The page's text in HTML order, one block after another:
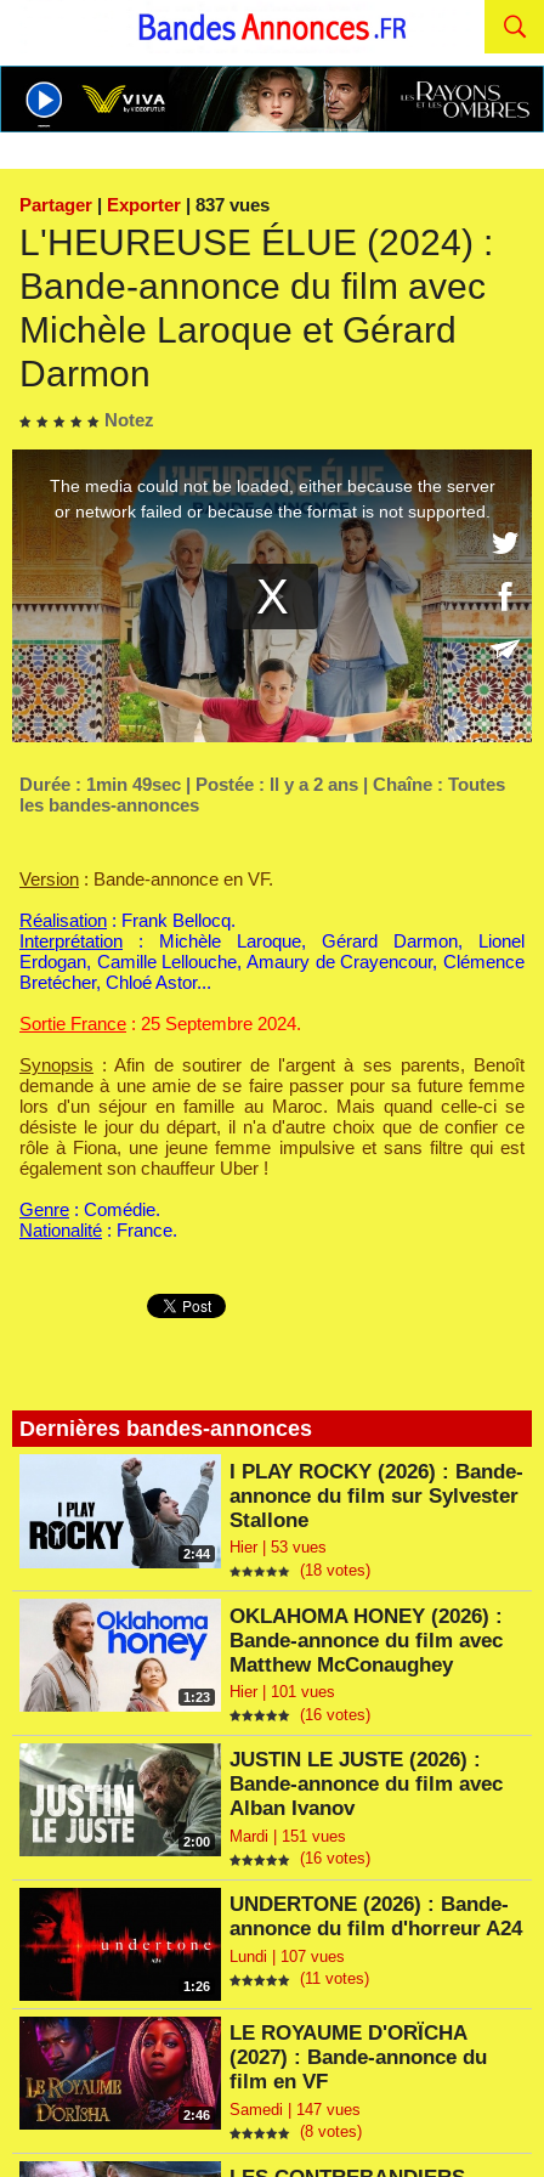
Partager | Exporter | 837 vues
L'HEUREUSE ÉLUE (2024) :
Bande-annonce du film avec
Michèle Laroque et Gérard
Darmon
Notez
Dernières bandes-annonces
2:44
I PLAY ROCKY (2026) : Bande-
annonce du film sur Sylvester
Stallone
Hier | 53 vues
(18 votes)
1:23
OKLAHOMA HONEY (2026) :
Bande-annonce du film avec
Matthew McConaughey
Hier | 101 vues
(16 votes)
2:00
JUSTIN LE JUSTE (2026) :
Bande-annonce du film avec
Alban Ivanov
Mardi | 151 vues
(16 votes)
1:26
UNDERTONE (2026) : Bande-
annonce du film d'horreur A24
Lundi | 107 vues
(11 votes)
2:46
LE ROYAUME D'ORÏCHA
(2027) : Bande-annonce du
film en VF
Samedi | 147 vues
(8 votes)
Durée : 1min 49sec | Postée : Il y a 2 ans | Chaîne : Toutes
les bandes-annonces
Version : Bande-annonce en VF.
Réalisation : Frank Bellocq.
Interprétation : Michèle Laroque, Gérard Darmon, Lionel
Erdogan, Camille Lellouche, Amaury de Crayencour, Clémence
Bretécher, Chloé Astor...
Sortie France : 25 Septembre 2024.
Synopsis : Afin de soutirer de l'argent à ses parents, Benoît
demande à une amie de se faire passer pour sa future femme
lors d'un séjour en famille au Maroc. Mais quand celle-ci se
désiste le jour du départ, il n'a d'autre choix que de confier ce
rôle à Fiona, une jeune femme impulsive et sans filtre qui est
également son chauffeur Uber !
Genre : Comédie.
Nationalité : France.